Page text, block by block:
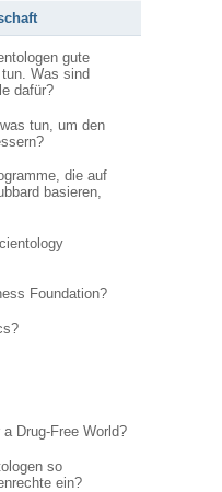
gute
Was sind
dafür?
tun, um den
die auf
basieren,
Foundation?
Drug-Free World?
so
ein?